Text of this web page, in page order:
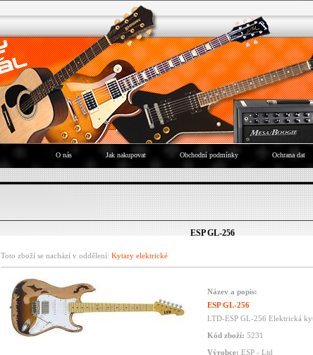
O nás Jak nakupovat Obchodní podmínky Ochrana dat
ESP GL-256
Toto zboží se nachází v oddělení: Kytary elektrické
Název a popis:
ESP GL-256
LTD-ESP GL-256 Elektrická
Kód zboží: 5231
Výrobce: ESP - Ltd